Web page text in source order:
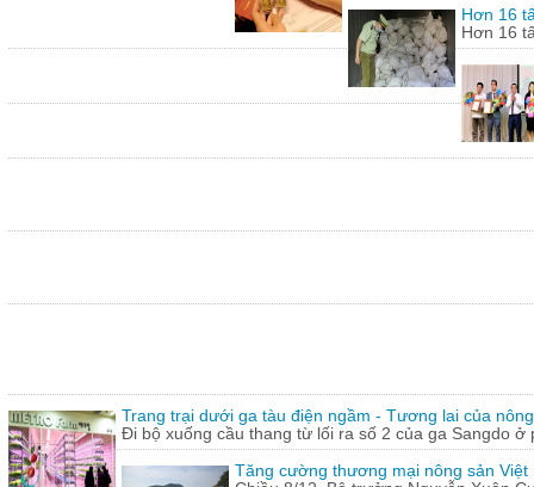
Hơn 16
Hơn 16
Trang trại dưới ga tàu điện ngầm - Tương lai của
Đi bộ xuống cầu thang từ lối ra số 2 của ga Sangdo ở
Tăng cường thương mại nông sản Việt